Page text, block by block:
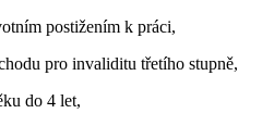
postižením k práci,
pro invaliditu třetího stupně,
do 4 let,